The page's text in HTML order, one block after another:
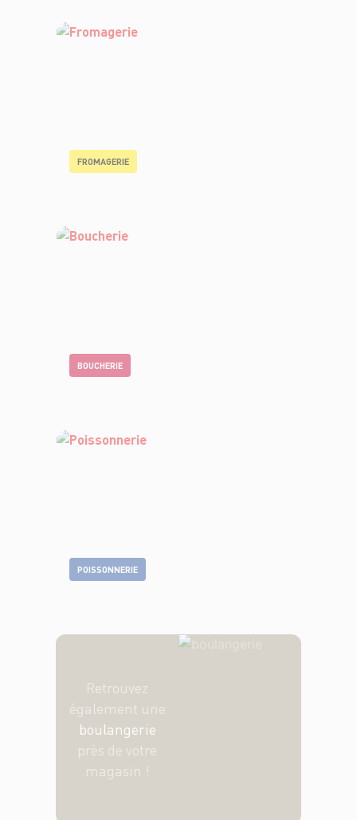
FROMAGERIE
BOUCHERIE
POISSONNERIE
Retrouvez
également une
boulangerie
près de votre
magasin !